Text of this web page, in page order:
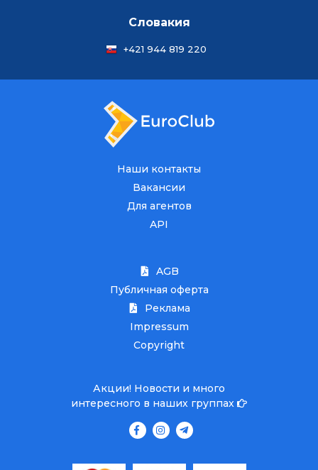
Словакия
+421 944 819 220
Наши контакты
Вакансии
Для агентов
API
AGB
Публичная оферта
Реклама
Impressum
Copyright
Акции! Новости и много
интересного в наших группах